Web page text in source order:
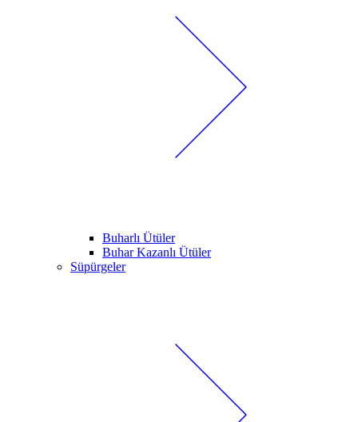
Buharlı Ütüler
Buhar Kazanlı Ütüler
Süpürgeler